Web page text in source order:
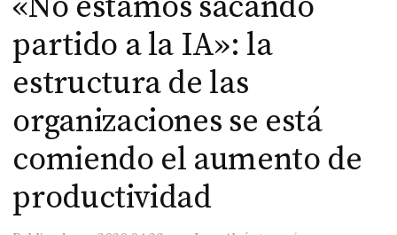
partido a la IA»: la
estructura de las
organizaciones se está
comiendo el aumento de
productividad